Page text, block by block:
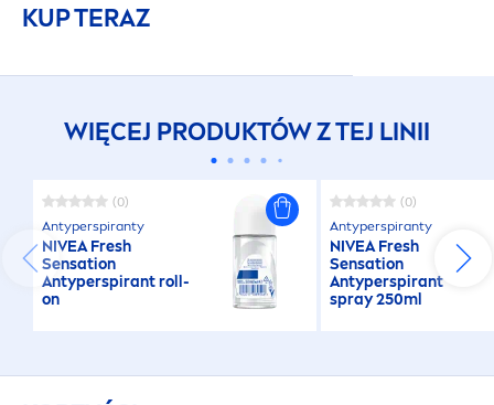
KUP TERAZ
WIĘCEJ PRODUKTÓW Z TEJ LINII
(0)
Antyperspiranty
NIVEA Fresh
Sensation
Antyperspirant roll-
on
(0)
Antyperspiranty
NIVEA Fresh
Sensation
Antyperspirant
spray 250ml